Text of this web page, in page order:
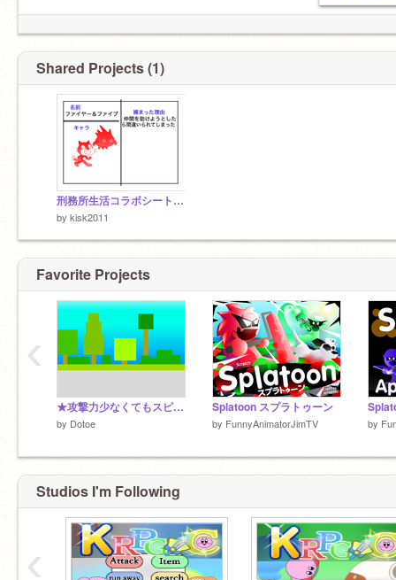
Shared Projects (1)
刑務所生活コラボシート remix
by kisk2011
Favorite Projects
★攻撃力少なくてもスピードで余裕です２★ ベータ
by Dotoe
Splatoon スプラトゥーン
by FunnyAnimatorJimTV by
‹
Studios I'm Following
‹